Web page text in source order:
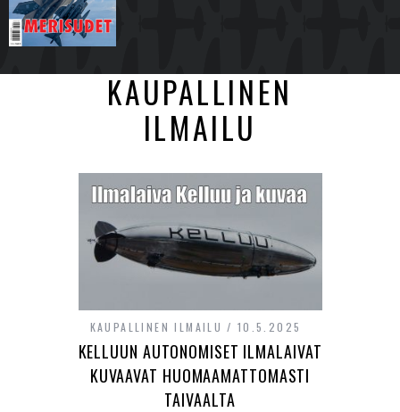
KAUPALLINEN
ILMAILU
KAUPALLINEN ILMAILU 10.5.2025
KELLUUN AUTONOMISET ILMALAIVAT
KUVAAVAT HUOMAAMATTOMASTI
TAIVAALTA